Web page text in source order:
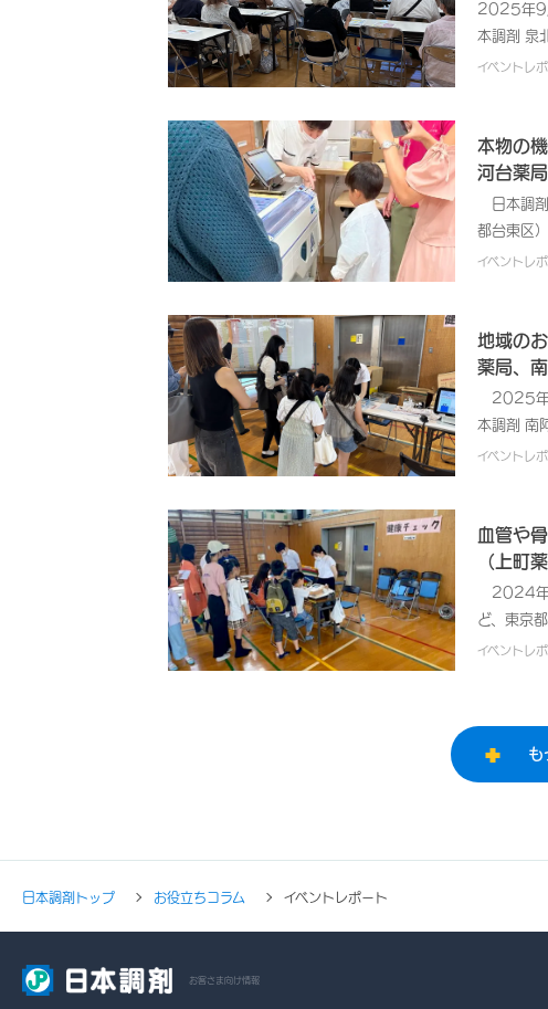
える組み
を行いま
聞けて、
よかった
家族の健
は、 医療
健康管理
ど）」や
工夫、さ
いただき
ただき、
調剤では
お薬や健
方や、ご
方々によ
会」を個
必要なの
いらっし
合わせに
ント後、
ない内容
提供する
報提供の
2025年9
本調剤 泉
ンドシテ
持・管理
ます。今
用）」と
よる「高
心にメモ
相互作用
降圧薬」
具体的な
飲み合わ
（虚弱）
り栄養法
を分かり
い」とい
は、医療
イベントレ
本物の
河台薬
日本調剤
都台東区
日（土）
事への理
す。 日本
て、地域
した健康
立て、錠
だきまし
んだため
後、ご参
数いただ
イベントレ
地域の
薬局、
2025年6
本調剤 南
区）で開
「ひがし
調剤では
の皆さま
ントを開
良い機会
方にご参
れ、大変
イベントレ
血管や
（上町
2024年5
ど、東京
意識の促
を開催い
ス提供企
上などを
きる各種
イベントレ
も
日本調剤トップ お役立ちコラム イベントレポート
お客さま向け情報